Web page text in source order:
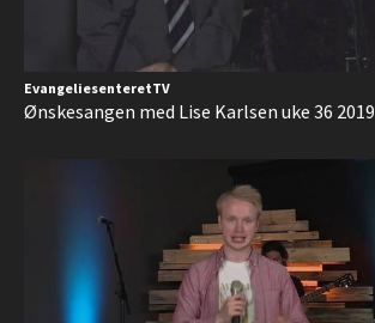
EvangeliesenteretTV
Ønskesangen med Lise Karlsen uke 36 2019